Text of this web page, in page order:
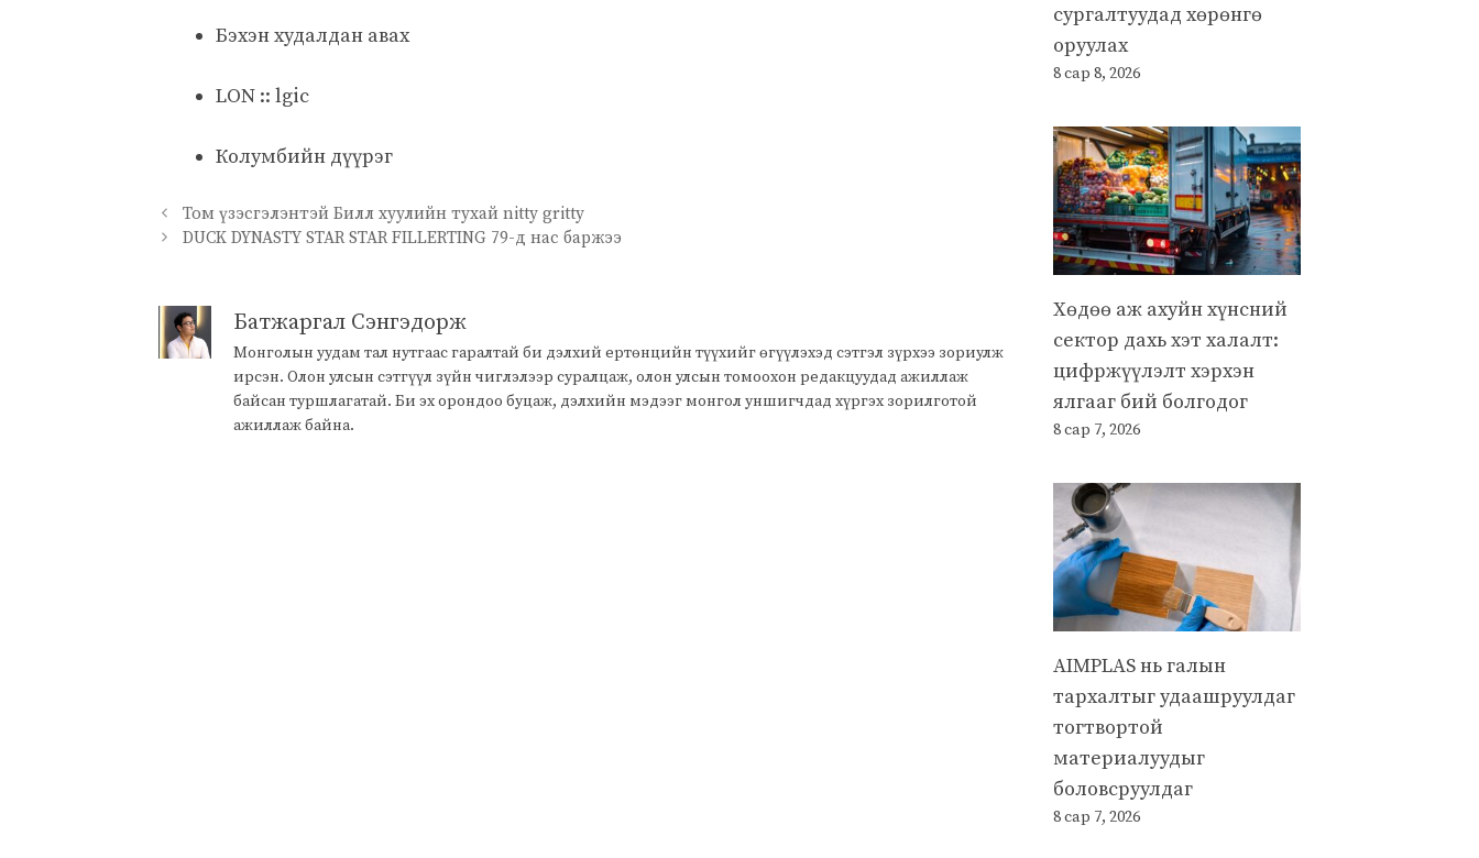
Бэхэн худалдан авах
LON :: lgic
Колумбийн дүүрэг
Том үзэсгэлэнтэй Билл хуулийн тухай nitty gritty
DUCK DYNASTY STAR STAR FILLERTING 79-д нас баржээ
Батжаргал Сэнгэдорж
Монголын уудам тал нутгаас гаралтай би дэлхий ертөнцийн түүхийг өгүүлэхэд сэтгэл зүрхээ зориулж
ирсэн. Олон улсын сэтгүүл зүйн чиглэлээр суралцаж, олон улсын томоохон редакцуудад ажиллаж
байсан туршлагатай. Би эх орондоо буцаж, дэлхийн мэдээг монгол уншигчдад хүргэх зорилготой
ажиллаж байна.
сургалтуудад хөрөнгө
оруулах
8 сар 8, 2026
Хөдөө аж ахуйн хүнсний
сектор дахь хэт халалт:
цифржүүлэлт хэрхэн
ялгааг бий болгодог
8 сар 7, 2026
AIMPLAS нь галын
тархалтыг удаашруулдаг
тогтвортой
материалуудыг
боловсруулдаг
8 сар 7, 2026